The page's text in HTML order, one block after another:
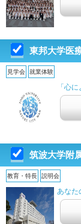
東邦大学医
見学会 就業体験
「心
筑波大学附
教育・特長 説明会
あなた